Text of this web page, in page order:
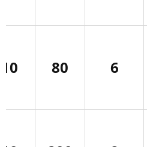
6
80
10